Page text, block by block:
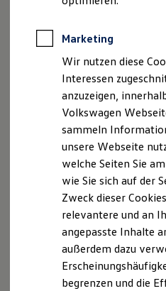
Ersatzfahrzeuge
Software,
California App
VW Connect
VW Connect
VW Connect
VW Connect
Connect Pro
Fleet Interface
Multistop
Übersicht
Hilfreiches für Besitzer
Kontrollleuchten
Kurzfahrprofile
XTL-
Ersatzteile und
Original Zubehör
myVolkswagen
myVolkswagen
Spotify und alle zugehörigen
sind Schutzmarken von
deren
benötigen Sie ein Spotify
Volkswagen AG
App den Zugang zu Audio-
Spotify. Volkswagenist nicht
Dienste verantwortlich.
eigener Verantwortung
Diensten richtet sich nach
Datenschutzerklärung von
Datenverarbeitung zum
Datenschutzerklärung. Um
einemVolkswagennutzen zu
VolkswagenID und
Marketing
Wir nutzen diese
Interessen
anzuzeigen,
Volkswagen
sammeln
unsere Webseite
welche Seiten Sie
wie Sie sich auf der
Zweck dieser
relevantere und an
angepasste Inhalte
außerdem dazu
begrenzen und die